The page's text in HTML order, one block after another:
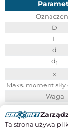
D
L
d
d1
x
Maks. moment
Waga
Instrukcje obsługi
Ta strona używa